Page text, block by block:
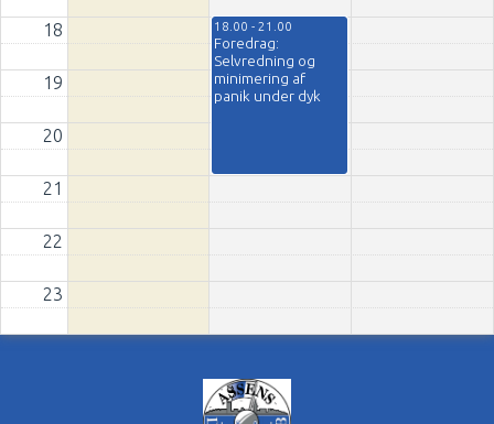
18
19
20
21
22
23
18.00 - 21.00
Foredrag:
Selvredning og
minimering af
panik under dyk